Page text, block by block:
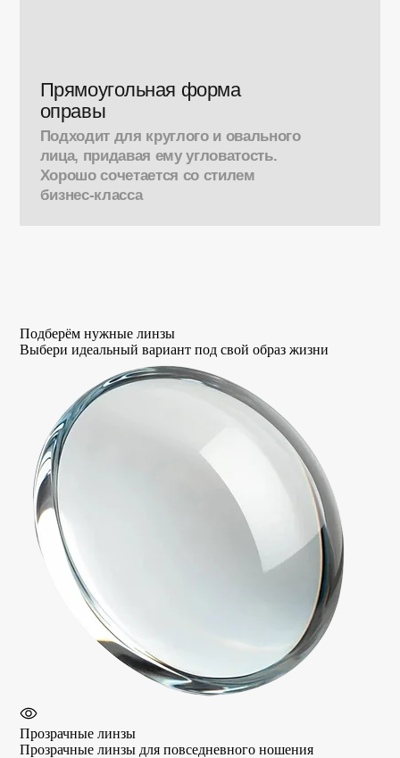
Подберём нужные линзы
Выбери идеальный вариант под свой образ жизни
Прозрачные линзы
Прозрачные линзы для повседневного ношения
Прямоугольная форма
оправы
Подходит для круглого и овального
лица, придавая ему угловатость.
Хорошо сочетается со стилем
бизнес-класса